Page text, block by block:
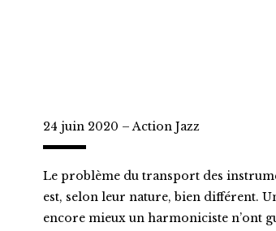
24 juin 2020 – Action Jazz
Le problème du transport des
est, selon leur nature, bien différent.
encore mieux un harmoniciste n’ont